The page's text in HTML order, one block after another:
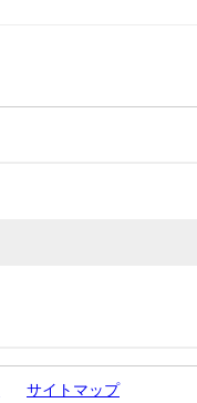
サイトマップ